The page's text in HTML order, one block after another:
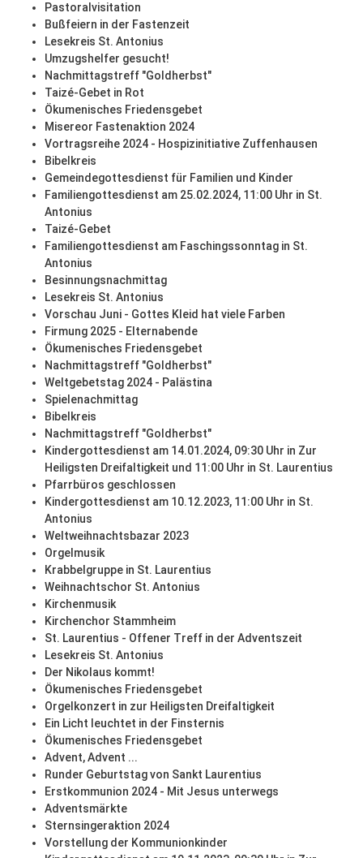
Pastoralvisitation
Bußfeiern in der Fastenzeit
Lesekreis St. Antonius
Umzugshelfer gesucht!
Nachmittagstreff "Goldherbst"
Taizé-Gebet in Rot
Ökumenisches Friedensgebet
Misereor Fastenaktion 2024
Vortragsreihe 2024 - Hospizinitiative Zuffenhausen
Bibelkreis
Gemeindegottesdienst für Familien und Kinder
Familiengottesdienst am 25.02.2024, 11:00 Uhr in St.
Antonius
Taizé-Gebet
Familiengottesdienst am Faschingssonntag in St.
Antonius
Besinnungsnachmittag
Lesekreis St. Antonius
Vorschau Juni - Gottes Kleid hat viele Farben
Firmung 2025 - Elternabende
Ökumenisches Friedensgebet
Nachmittagstreff "Goldherbst"
Weltgebetstag 2024 - Palästina
Spielenachmittag
Bibelkreis
Nachmittagstreff "Goldherbst"
Kindergottesdienst am 14.01.2024, 09:30 Uhr in Zur
Heiligsten Dreifaltigkeit und 11:00 Uhr in St. Laurentius
Pfarrbüros geschlossen
Kindergottesdienst am 10.12.2023, 11:00 Uhr in St.
Antonius
Weltweihnachtsbazar 2023
Orgelmusik
Krabbelgruppe in St. Laurentius
Weihnachtschor St. Antonius
Kirchenmusik
Kirchenchor Stammheim
St. Laurentius - Offener Treff in der Adventszeit
Lesekreis St. Antonius
Der Nikolaus kommt!
Ökumenisches Friedensgebet
Orgelkonzert in zur Heiligsten Dreifaltigkeit
Ein Licht leuchtet in der Finsternis
Ökumenisches Friedensgebet
Advent, Advent ...
Runder Geburtstag von Sankt Laurentius
Erstkommunion 2024 - Mit Jesus unterwegs
Adventsmärkte
Sternsingeraktion 2024
Vorstellung der Kommunionkinder